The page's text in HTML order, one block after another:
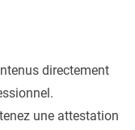
directement
une attestation